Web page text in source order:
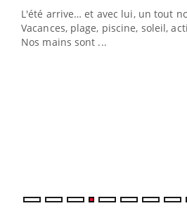
L'été arrive… et avec lui, un tout
Vacances, plage, piscine, soleil,
Nos mains sont ...